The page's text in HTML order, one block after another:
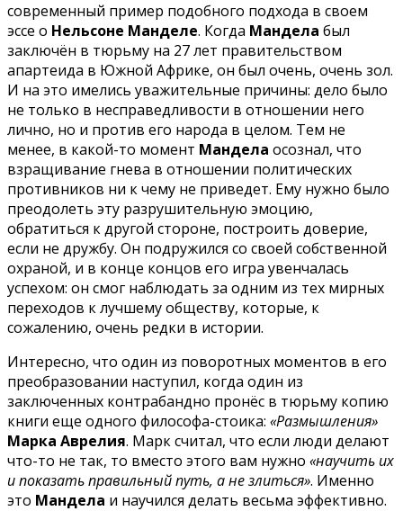
современный пример подобного подхода в своем
эссе о Нельсоне Манделе. Когда Мандела был
заключён в тюрьму на 27 лет правительством
апартеида в Южной Африке, он был очень, очень зол.
И на это имелись уважительные причины: дело было
не только в несправедливости в отношении него
лично, но и против его народа в целом. Тем не
менее, в какой-то момент Мандела осознал, что
взращивание гнева в отношении политических
противников ни к чему не приведет. Ему нужно было
преодолеть эту разрушительную эмоцию,
обратиться к другой стороне, построить доверие,
если не дружбу. Он подружился со своей собственной
охраной, и в конце концов его игра увенчалась
успехом: он смог наблюдать за одним из тех мирных
переходов к лучшему обществу, которые, к
сожалению, очень редки в истории.
Интересно, что один из поворотных моментов в его
преобразовании наступил, когда один из
заключенных контрабандно пронёс в тюрьму копию
книги еще одного философа-стоика: «Размышления»
Марка Аврелия. Марк считал, что если люди делают
что-то не так, то вместо этого вам нужно «научить их
и показать правильный путь, а не злиться». Именно
это Мандела и научился делать весьма эффективно.